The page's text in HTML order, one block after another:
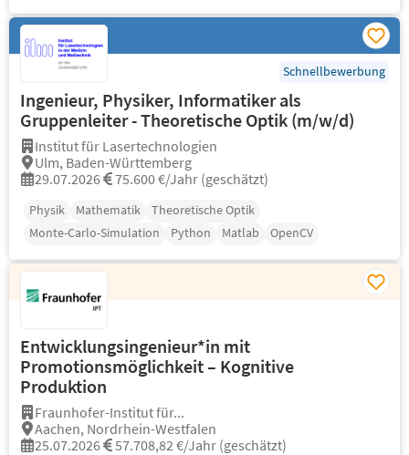
Schnellbewerbung
Ingenieur, Physiker, Informatiker als
Gruppenleiter - Theoretische Optik (m/w/d)
Institut für Lasertechnologien
Ulm, Baden-Württemberg
29.07.2026
75.600 €/Jahr (geschätzt)
Physik Mathematik
Theoretische Optik
Monte-Carlo-Simulation
Python Matlab OpenCV
Entwicklungsingenieur*in mit
Promotionsmöglichkeit – Kognitive
Produktion
Fraunhofer-Institut für...
Aachen, Nordrhein-Westfalen
25.07.2026
57.708,82 €/Jahr (geschätzt)